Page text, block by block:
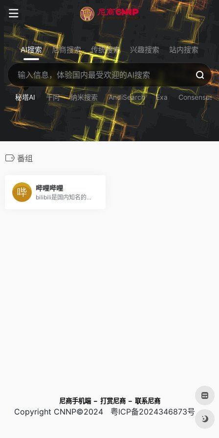
AI搜索 尼商搜索 传统搜索 兴趣搜索 站内搜索
秘塔AI 千问 纳米搜索 AndiSearch Exa Consensus
番组
哔哩哔哩
bilibili是国内知名的视频弹幕网站，这里有及时的动漫新番，活跃的ACG氛围，有创意的Up主。大家可以在这里找到许多欢乐。
尼商手机端 – 打赏尼商 – 联系尼商
Copyright CNNP©2024 粤ICP备2024346873号